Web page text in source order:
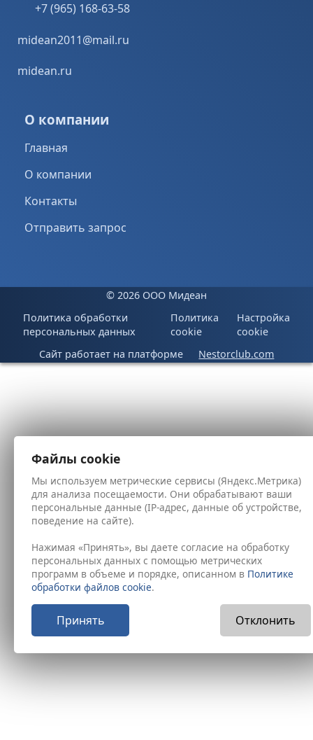
+7 (965) 168-63-58
midean2011@mail.ru
midean.ru
О компании
Главная
О компании
Контакты
Отправить запрос
© 2026 ООО Мидеан
Политика обработки
персональных данных
Политика
cookie
Настройка
cookie
Сайт работает на платформе
Nestorclub.com
Файлы cookie
Мы используем метрические сервисы (Яндекс.Метрика)
для анализа посещаемости. Они обрабатывают ваши
персональные данные (IP-адрес, данные об устройстве,
поведение на сайте).
Нажимая «Принять», вы даете согласие на обработку
персональных данных с помощью метрических
программ в объеме и порядке, описанном в Политике
обработки файлов cookie.
Принять Отклонить